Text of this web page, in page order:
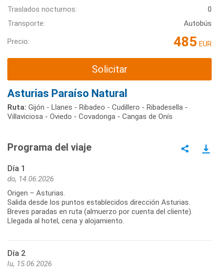
Traslados nocturnos:
0
Transporte:
Autobús
Precio: 485 EUR
Solicitar
Asturias Paraíso Natural
Ruta: Gijón - Llanes - Ribadeo - Cudillero - Ribadesella -
Villaviciosa - Oviedo - Covadonga - Cangas de Onís
Programa del viaje
Día 1
do, 14.06.2026
Origen – Asturias.
Salida desde los puntos establecidos dirección Asturias.
Breves paradas en ruta (almuerzo por cuenta del cliente).
Día 2
lu, 15.06.2026